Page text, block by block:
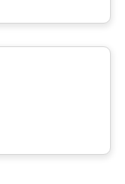
Condo/Appartement